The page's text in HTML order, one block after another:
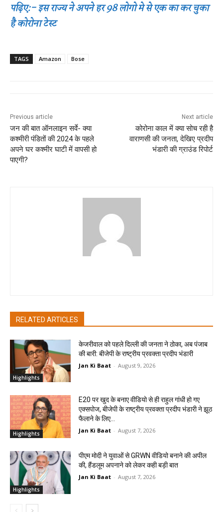
पढ़िए:- इस राज्य ने अपने हर 98 लोगो मे से एक का कर चुका
है कोरोना टेस्ट
TAGS Amazon Bose
Previous article
जन की बात ऑनलाइन सर्वे- क्या
कश्मीरी पंडितों की 2024 के पहले
अपने घर कश्मीर घाटी में वापसी हो
पाएगी?
Next article
कोरोना काल में क्या सोच रही है
वाराणसी की जनता, देखिए प्रदीप
भंडारी की ग्राउंड रिपोर्ट
RELATED ARTICLES
Highlights
केजरीवाल को पहले दिल्ली की जनता ने ठोका, अब पंजाब
की बारी: बीजेपी के राष्ट्रीय प्रवक्ता प्रदीप भंडारी
Jan Ki Baat - August 9, 2026
Highlights
E20 पर खुद के बनाए वीडियो से ही राहुल गांधी हो गए
एक्सपोज, बीजेपी के राष्ट्रीय प्रवक्ता प्रदीप भंडारी ने झूठ
फैलाने के लिए...
Jan Ki Baat - August 7, 2026
Highlights
पीएम मोदी ने युवाओं से GRWN वीडियो बनाने की अपील
की, हैंडलूम अपनाने को लेकर कही बड़ी बात
Jan Ki Baat - August 7, 2026